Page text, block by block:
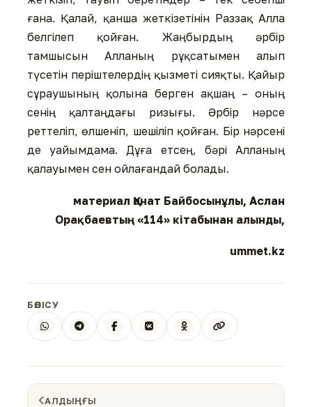
ғана. Қалай, қанша жеткізетінін Раззақ Алла
белгілеп қойған. Жаңбырдың әрбір
тамшысын Алланың рұқсатымен алып
түсетін періштелердің қызметі сияқты. Қайыр
сұраушының қолына берген ақшаң – оның
сенің қалтаңдағы ризығы. Әрбір нәрсе
реттеліп, өлшеніп, шешіліп қойған. Бір нәрсені
де уайымдама. Дұға етсең, бәрі Алланың
қалауымен сен ойлағандай болады.
материал Қанат Байбосынұлы, Аслан
Орақбаевтың «114» кітабынан алынды,
ummet.kz
БӨЛІСУ
АЛДЫҢҒЫ